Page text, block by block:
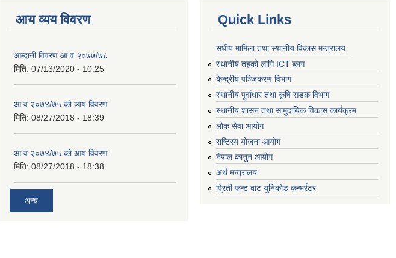
आय व्यय विवरण
आम्दानी विवरण आ.व २०७७/७८
मिति: 07/13/2020 - 10:25
आ.व २०७४/७५ को व्यय विवरण
मिति: 08/27/2018 - 18:39
आ.व २०७४/७५ को आय विवरण
मिति: 08/27/2018 - 18:38
अन्य
Quick Links
संघीय मामिला तथा स्थानीय विकास मन्त्रालय
स्थानीय तहको लागि ICT ब्लग
केन्द्रीय पञ्जिकरण विभाग
स्थानीय पूर्वाधार तथा कृषि सडक विभाग
स्थानीय शासन तथा सामुदायिक विकास कार्यक्रम
लोक सेवा आयोग
राष्ट्रिय योजना आयोग
नेपाल कानुन आयोग
अर्थ मन्त्रालय
प्रिती फन्ट बाट युनिकोड कन्भर्रटर